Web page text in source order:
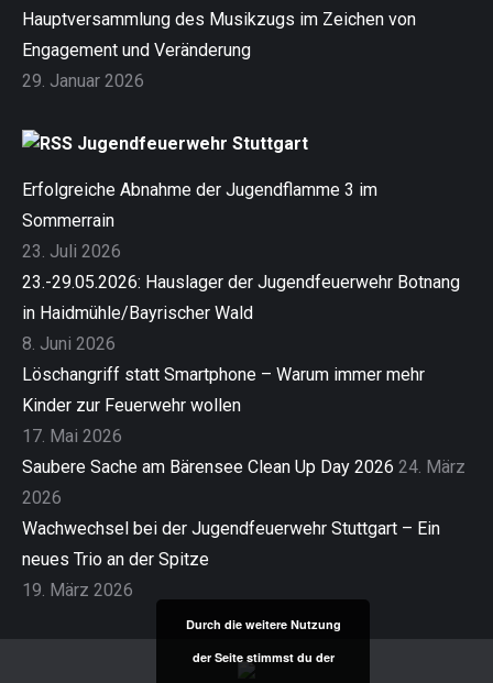
Hauptversammlung des Musikzugs im Zeichen von
Engagement und Veränderung
29. Januar 2026
Jugendfeuerwehr Stuttgart
Erfolgreiche Abnahme der Jugendflamme 3 im
Sommerrain
23. Juli 2026
23.-29.05.2026: Hauslager der Jugendfeuerwehr Botnang
in Haidmühle/Bayrischer Wald
8. Juni 2026
Löschangriff statt Smartphone – Warum immer mehr
Kinder zur Feuerwehr wollen
17. Mai 2026
Saubere Sache am Bärensee Clean Up Day 2026 24. März
2026
Wachwechsel bei der Jugendfeuerwehr Stuttgart – Ein
neues Trio an der Spitze
19. März 2026
Durch die weitere Nutzung
der Seite stimmst du der